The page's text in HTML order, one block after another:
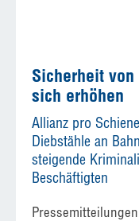
Sicherheit
sich erhöhen
Allianz pro
Diebstähle an
steigende
Beschäftigten
Pressemitteilungen